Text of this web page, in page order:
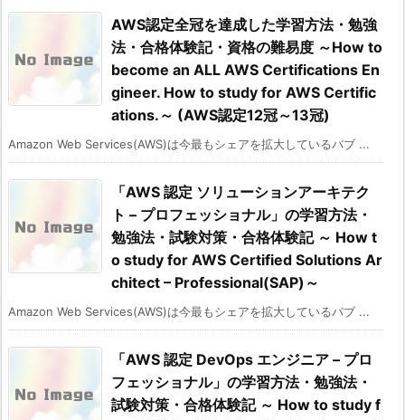
AWS認定全冠を達成した学習方法・勉強
法・合格体験記・資格の難易度 ～How to
become an ALL AWS Certifications En
gineer. How to study for AWS Certific
ations.～ (AWS認定12冠～13冠)
Amazon Web Services(AWS)は今最もシェアを拡大しているパブ ...
「AWS 認定 ソリューションアーキテク
ト – プロフェッショナル」の学習方法・
勉強法・試験対策・合格体験記 ～ How t
o study for AWS Certified Solutions Ar
chitect – Professional(SAP)～
Amazon Web Services(AWS)は今最もシェアを拡大しているパブ ...
「AWS 認定 DevOps エンジニア – プロ
フェッショナル」の学習方法・勉強法・
試験対策・合格体験記 ～ How to study f